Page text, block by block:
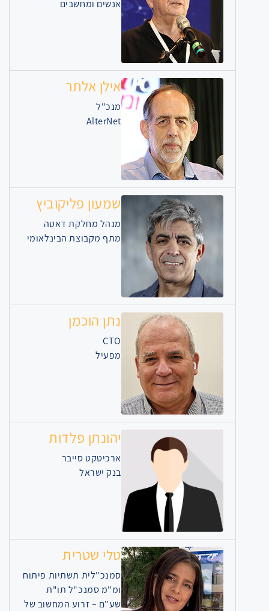
אנשים ומחשבים
אילן אלתר
מנכ"ל
AlterNet
שמעון פליקוביץ
מנהל מחלקת דאטה
מתף מקבוצת הבינלאומי
נתן הוכמן
CTO
מפעיל
יהונתן פלדות
ארכיטקט סייבר
בנק ישראל
טלי שטרית
סמנכ"לית תשתיות פיתוח
ומ"מ סמנכ"ל תו"ת
שע"ם – זרוע המחשוב של